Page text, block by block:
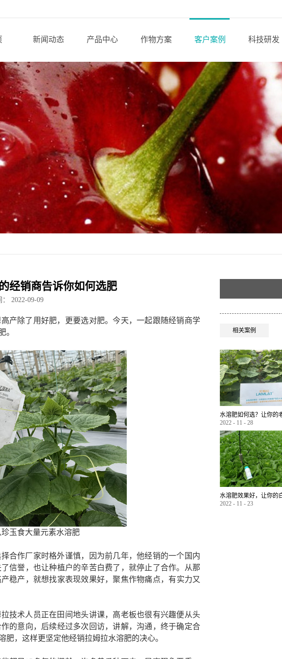
新闻动态 产品中心 作物方案 客户案例 科技研发
经销商告诉你如何选肥
2022-09-09
产除了用好肥，更要选对肥。今天，一起跟随经销商学
。
玉食大量元素水溶肥
合作厂家时格外谨慎，因为前几年，他经销的一个国内
信誉，也让种植户的辛苦白费了，就停止了合作。从那
稳产，就想找家表现效果好，聚焦作物痛点，有实力又
技术人员正在田间地头讲课，高老板也很有兴趣便从头
的意向，后续经过多次回访，讲解，沟通，终于确定合
，这样更坚定他经销拉姆拉水溶肥的决心。
相关案例
2022 - 11 - 28
2022 - 11 - 23